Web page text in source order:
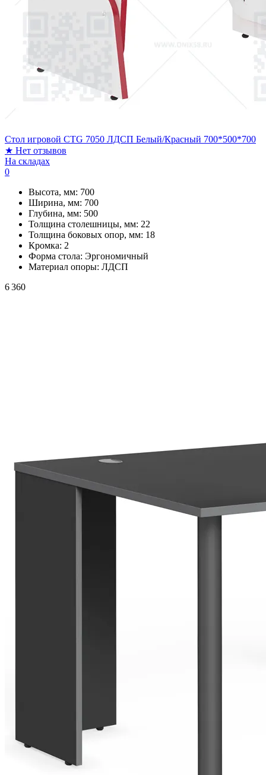
Стол игровой CTG 7050 ЛДСП Белый/Красный 700*500*700
★ Нет отзывов
На складах
0
Высота, мм: 700
Ширина, мм: 700
Глубина, мм: 500
Толщина столешницы, мм: 22
Толщина боковых опор, мм: 18
Кромка: 2
Форма стола: Эргономичный
Материал опоры: ЛДСП
6 360